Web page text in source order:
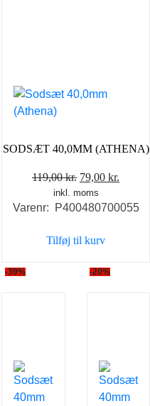
SODSÆT 40,0MM (ATHENA)
119,00kr. Den
oprindelige
pris
119,00 kr..
79,00 kr.
pris
inkl. moms
Varenr: P400480700055
Tilføj til kurv
-39% -20%